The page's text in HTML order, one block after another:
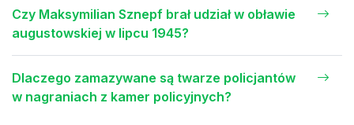
Czy Maksymilian Sznepf brał udział w obławie
augustowskiej w lipcu 1945?
Dlaczego zamazywane są twarze policjantów
w nagraniach z kamer policyjnych?